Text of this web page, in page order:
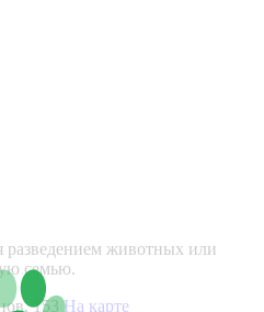
разведением животных или
семью.
153 На карте